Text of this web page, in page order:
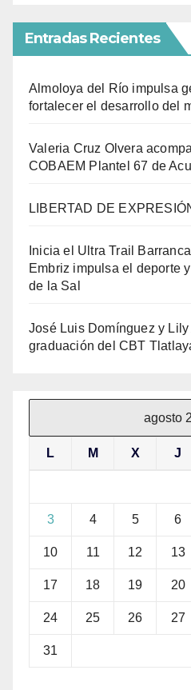
Entradas Recientes
Almoloya del Río impulsa
fortalecer el desarrollo del
Valeria Cruz Olvera
COBAEM Plantel 67 de
LIBERTAD DE
Inicia el Ultra Trail
Embriz impulsa el deporte
de la Sal
José Luis Domínguez y
graduación del CBT
agosto
L M X J
3 4 5 6
10 11 12 13
17 18 19 20
24 25 26 27
31